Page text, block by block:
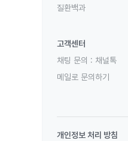
질환백과
고객센터
채팅 문의 : 채널톡
메일로 문의하기
개인정보 처리 방침